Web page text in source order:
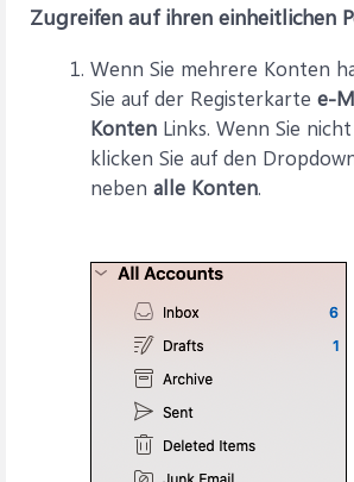
Zugreifen auf ihren einheitlichen
Wenn Sie mehrere Konten
Sie auf der Registerkarte e-
Konten Links. Wenn Sie
klicken Sie auf den
neben alle Konten.